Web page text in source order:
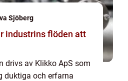
Sjöberg
industrins flöden att
drivs av Klikko ApS som
duktiga och erfarna